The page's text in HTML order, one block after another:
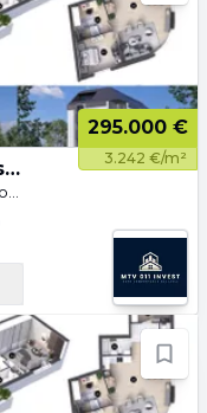
295.000 €
3.242 €/m²
Novogradnja u Dr Velizara Kosanovića
Učiteljsko Naselje, Zvezdara opština, Beograd